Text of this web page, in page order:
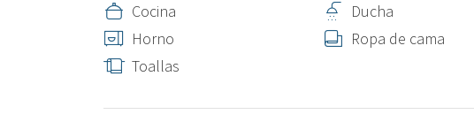
Cocina
Ducha
Horno
Ropa de cama
Toallas